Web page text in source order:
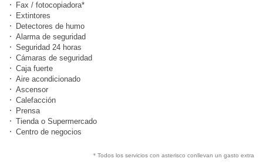
Fax / fotocopiadora*
Extintores
Detectores de humo
Alarma de seguridad
Seguridad 24 horas
Cámaras de seguridad
Caja fuerte
Aire acondicionado
Ascensor
Calefacción
Prensa
Tienda o Supermercado
Centro de negocios
* Todos los servicios con asterisco conllevan un gasto extra